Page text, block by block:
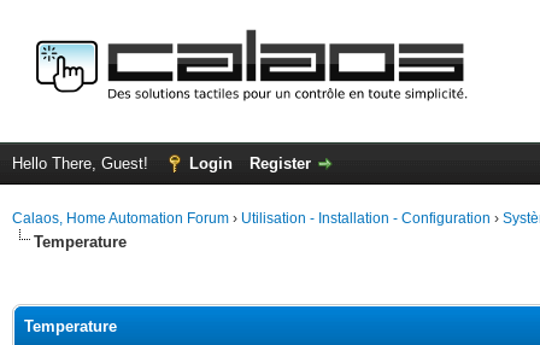
Hello There, Guest! Login Register
Calaos, Home Automation Forum › Utilisation - Installation - Configuration ›
Temperature
Temperature